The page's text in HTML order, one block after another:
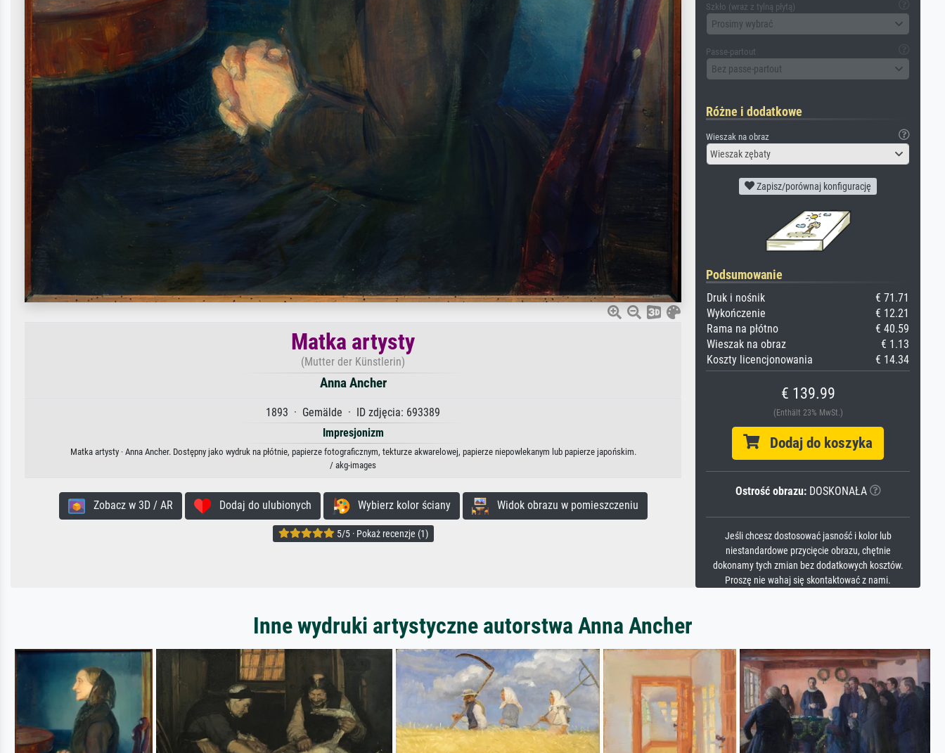
Matka artysty
(Mutter der Künstlerin)
Anna Ancher
1893 · Gemälde · ID zdjęcia: 693389
Impresjonizm
Matka artysty · Anna Ancher. Dostępny jako wydruk na płótnie, papierze fotograficznym, tekturze akwarelowej, papierze niepowlekanym lub papierze japońskim.
/ akg-images
Zobacz w 3D / AR Dodaj do ulubionych Wybierz kolor ściany Widok obrazu w pomieszczeniu
5/5 · Pokaż recenzje (1)
Szkło (wraz z tylną płytą)
Prosimy wybrać
Passe-partout
Bez passe-partout
Różne i dodatkowe
Wieszak na obraz
Wieszak zębaty
Zapisz/porównaj konfigurację
Podsumowanie
Druk i nośnik
€ 71.71
Wykończenie
€ 12.21
Rama na płótno
€ 40.59
Wieszak na obraz
€ 1.13
Koszty licencjonowania
€ 14.34
€ 139.99
(Enthält 23% MwSt.)
Dodaj do koszyka
Ostrość obrazu:DOSKONAŁA
Jeśli chcesz dostosować jasność i kolor lub
niestandardowe przycięcie obrazu, chętnie
dokonamy tych zmian bez dodatkowych kosztów.
Proszę nie wahaj się skontaktować z nami.
Inne wydruki artystyczne autorstwa Anna Ancher